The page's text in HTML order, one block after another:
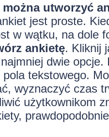
utworzyć
jest proste.
w wątku, na dole
ankietę. Kliknij
dwie
pola tekstowego.
wyznaczyć czas
użytkownikom